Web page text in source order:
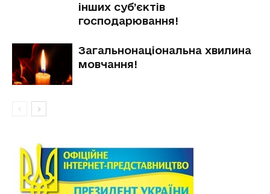
інших суб’єктів
господарювання!
Загальнонаціональна хвилина
мовчання!